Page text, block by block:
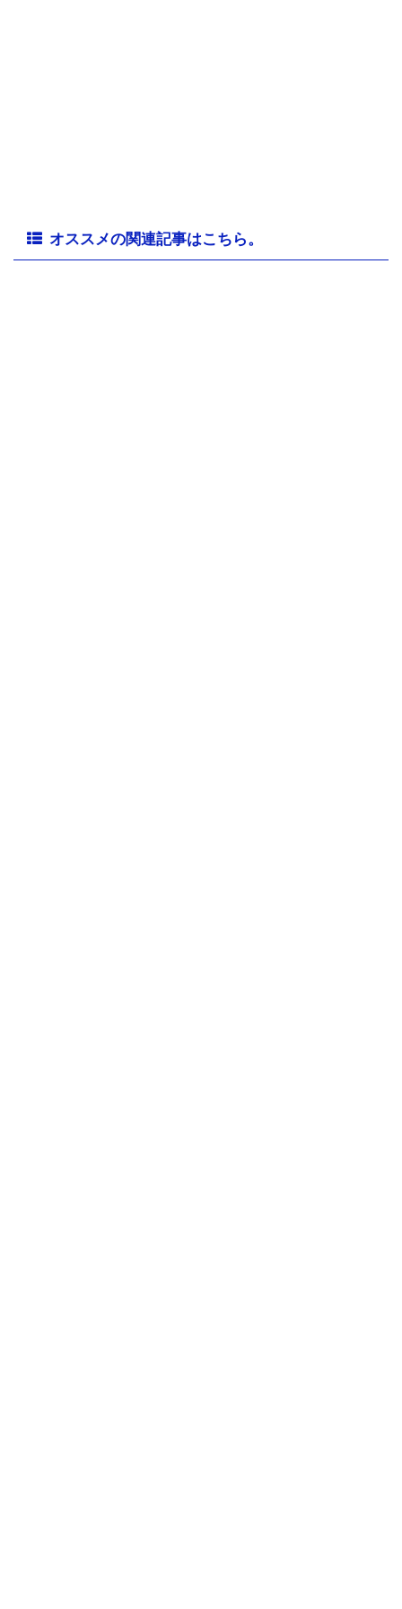
オススメの関連記事はこちら。